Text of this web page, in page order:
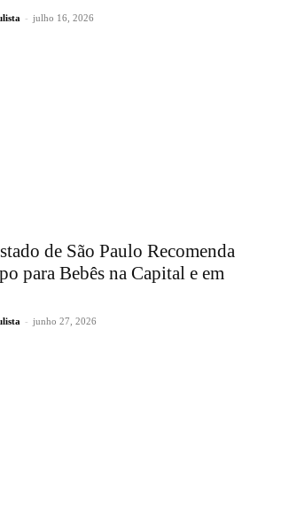
- julho 16, 2026
de São Paulo Recomenda
para Bebês na Capital e em
- junho 27, 2026